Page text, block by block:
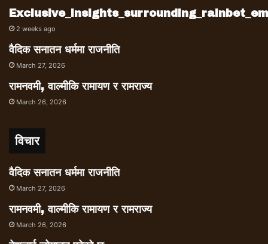
2 weeks ago
वैदिक सनातन धर्ममा राजनीति
March 27, 2026
रामनवमी, वाल्मीकि रामायण र रामराज्य
March 26, 2026
विचार
वैदिक सनातन धर्ममा राजनीति
March 27, 2026
रामनवमी, वाल्मीकि रामायण र रामराज्य
March 26, 2026